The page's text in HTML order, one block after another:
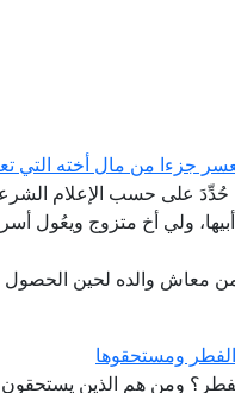
جزءا من مال أخته التي
على حسب الإعلام
ولي أخ متزوج ويعُول
معاش والده لحين
ومستحقوها
ومن هم الذين